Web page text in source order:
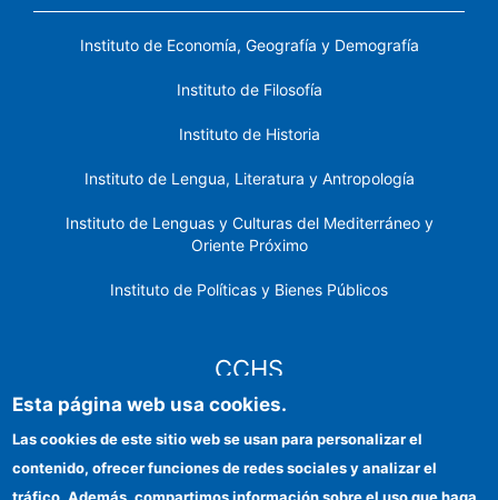
Instituto de Economía, Geografía y Demografía
Instituto de Filosofía
Instituto de Historia
Instituto de Lengua, Literatura y Antropología
Instituto de Lenguas y Culturas del Mediterráneo y
Oriente Próximo
Instituto de Políticas y Bienes Públicos
CCHS
Identidad institucional
Esta página web usa cookies.
Las cookies de este sitio web se usan para personalizar el
contenido, ofrecer funciones de redes sociales y analizar el